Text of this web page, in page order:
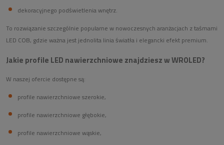
dekoracyjnego podświetlenia wnętrz.
To rozwiązanie szczególnie popularne w nowoczesnych aranżacjach z taśmami
LED COB, gdzie ważna jest jednolita linia światła i elegancki efekt premium.
Jakie profile LED nawierzchniowe znajdziesz w WROLED?
W naszej ofercie dostępne są:
profile nawierzchniowe szerokie,
profile nawierzchniowe głębokie,
profile nawierzchniowe wąskie,